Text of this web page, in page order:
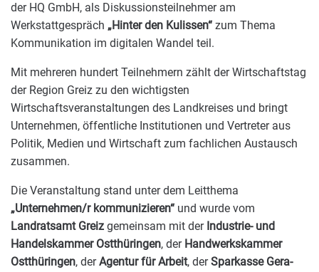
der HQ GmbH, als Diskussionsteilnehmer am
Werkstattgespräch „Hinter den Kulissen“ zum Thema
Kommunikation im digitalen Wandel teil.
Mit mehreren hundert Teilnehmern zählt der Wirtschaftstag
der Region Greiz zu den wichtigsten
Wirtschaftsveranstaltungen des Landkreises und bringt
Unternehmen, öffentliche Institutionen und Vertreter aus
Politik, Medien und Wirtschaft zum fachlichen Austausch
zusammen.
Die Veranstaltung stand unter dem Leitthema
„Unternehmen/r kommunizieren“ und wurde vom
Landratsamt Greiz gemeinsam mit der Industrie- und
Handelskammer Ostthüringen, der Handwerkskammer
Ostthüringen, derAgentur für Arbeit, derSparkasse Gera-